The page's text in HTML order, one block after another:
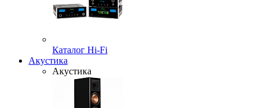
Каталог Hi-Fi
Акустика
Акустика